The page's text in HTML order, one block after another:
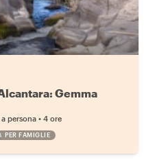
Gemma
a persona • 4 ore
PER FAMIGLIE